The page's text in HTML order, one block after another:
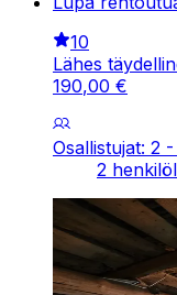
10
Lähes
190,00 €
Osallistujat: 2
2